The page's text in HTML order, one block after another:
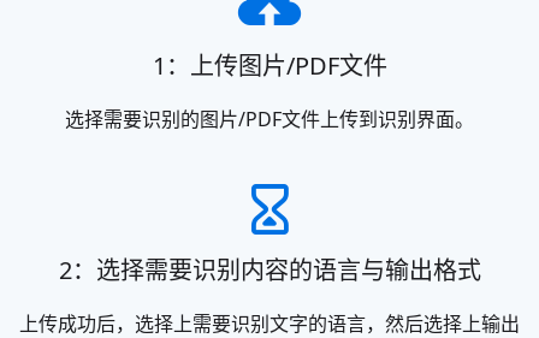
1：上传图片/PDF文件
选择需要识别的图片/PDF文件上传到识别界面。
2：选择需要识别内容的语言与输出格式
上传成功后，选择上需要识别文字的语言，然后选择上输出